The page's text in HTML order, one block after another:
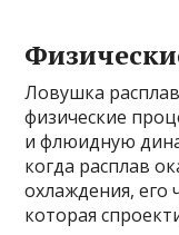
Ловушка
физические
и флюидную
когда расплав
охлаждения, его
которая